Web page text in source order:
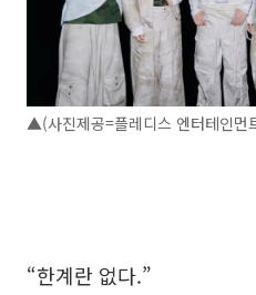
▲(사진제공=플레디스 엔터테인먼
“한계란 없다.”